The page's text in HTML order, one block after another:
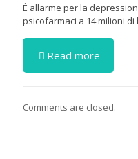
È allarme per la
psicofarmaci a 14 milioni di
Read more
Comments are closed.